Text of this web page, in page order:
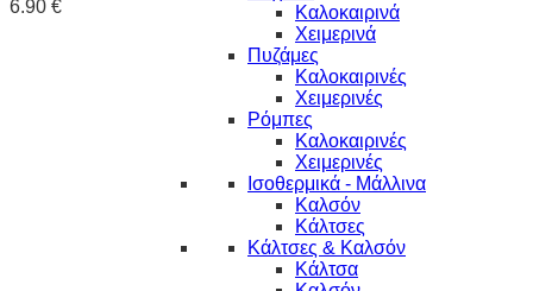
Καλοκαιρινά
Χειμερινά
Πυζάμες
Καλοκαιρινές
Χειμερινές
Ρόμπες
Καλοκαιρινές
Χειμερινές
Ισοθερμικά - Μάλλινα
Καλσόν
Κάλτσες
Κάλτσες & Καλσόν
Κάλτσα
6.90 €